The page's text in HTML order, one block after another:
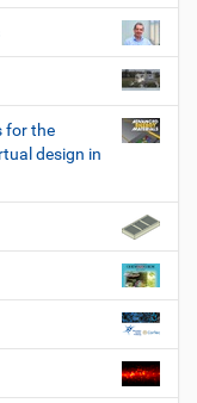
for the
design in